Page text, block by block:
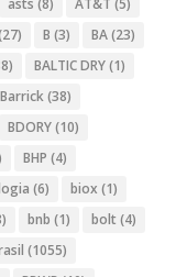
asts (8) AT&T (5)
B (3) BA(23)
BALTIC DRY(1)
Barrick(38)
BDORY(10)
BHP (4)
(6) biox (1)
bnb (1) bolt (4)
(1055)